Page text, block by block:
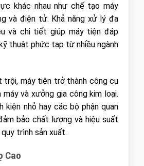
khác nhau như chế tạo máy
và điện tử. Khả năng xử lý đa
và chi tiết giúp máy tiện đáp
thuật phức tạp từ nhiều ngành
trội, máy tiện trở thành công cụ
và xưởng gia công kim loại.
kiện nhỏ hay các bộ phận quan
bảo chất lượng và hiệu suất
trình sản xuất.
Cao